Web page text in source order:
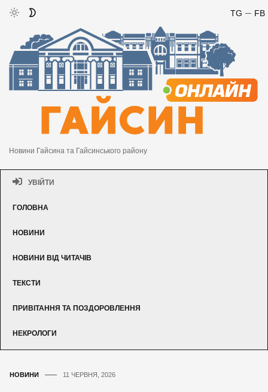
FB
TG
Новини Гайсина та Гайсинського району
УВІЙТИ
ГОЛОВНА
НОВИНИ
НОВИНИ ВІД ЧИТАЧІВ
ТЕКСТИ
ПРИВІТАННЯ ТА ПОЗДОРОВЛЕННЯ
НЕКРОЛОГИ
НОВИНИ 11 ЧЕРВНЯ, 2026